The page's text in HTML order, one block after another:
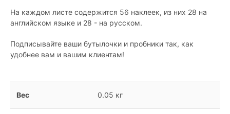
На каждом листе содержится 56 наклеек, из них 28 на
английском языке и 28 - на русском.
Подписывайте ваши бутылочки и пробники так, как
удобнее вам и вашим клиентам!
Вес 0.05 кг